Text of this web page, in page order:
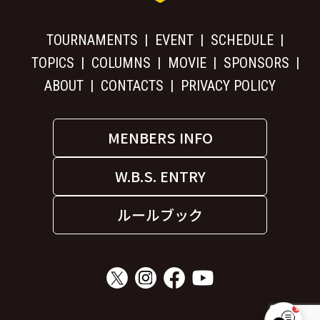
TOURNAMENTS EVENT
SCHEDULE
TOPICS
COLUMNS MOVIE
SPONSORS
ABOUT
CONTACTS PRIVACY POLICY
MENBERS INFO
W.B.S. ENTRY
ルールブック
1